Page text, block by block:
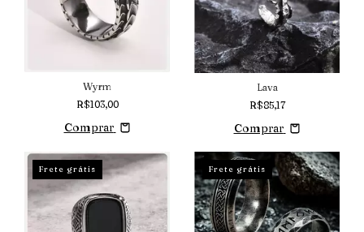
Wyrm
R$103,00
Comprar
Lava
R$85,17
Comprar
Frete grátis Frete grátis